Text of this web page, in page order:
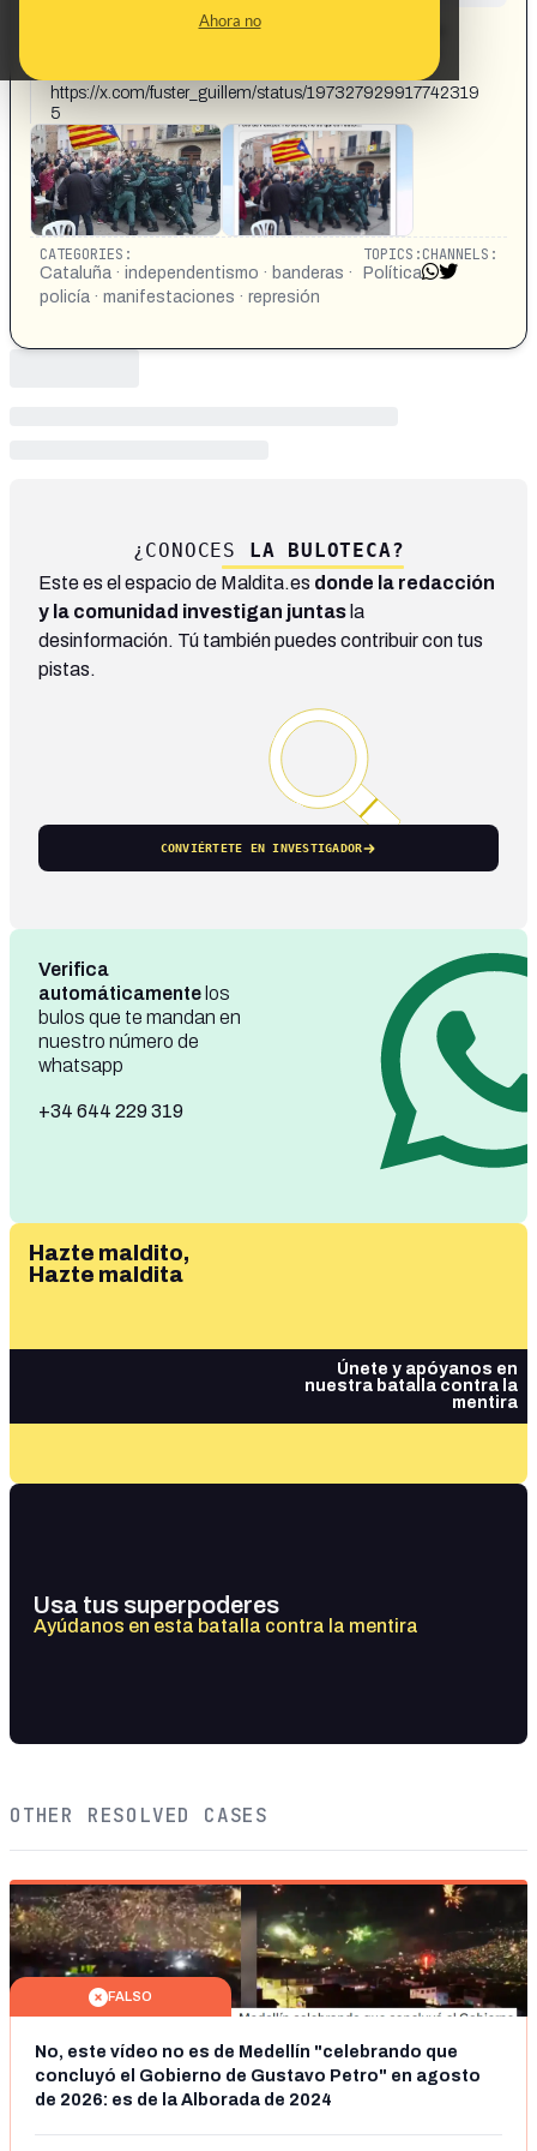
Ahora no
Imagen muestra una carga policial contra un grupo de
https://x.com/fuster_guillem/status/197327929917742319
5
CATEGORIES:
Cataluña · independentismo · banderas ·
policía · manifestaciones · represión
TOPICS:
Política
CHANNELS:
¿CONOCES LA BULOTECA?
Este es el espacio de Maldita.es donde la redacción
y la comunidad investigan juntas la
desinformación. Tú también puedes contribuir con tus
pistas.
CONVIÉRTETE EN INVESTIGADOR
Verifica
automáticamente los
bulos que te mandan en
nuestro número de
whatsapp
+34 644 229 319
Hazte maldito,
Hazte maldita
Únete y apóyanos en
nuestra batalla contra la
mentira
Usa tus superpoderes
Ayúdanos en esta batalla contra la mentira
OTHER RESOLVED CASES
FALSO
No, este vídeo no es de Medellín "celebrando que
concluyó el Gobierno de Gustavo Petro" en agosto
de 2026: es de la Alborada de 2024